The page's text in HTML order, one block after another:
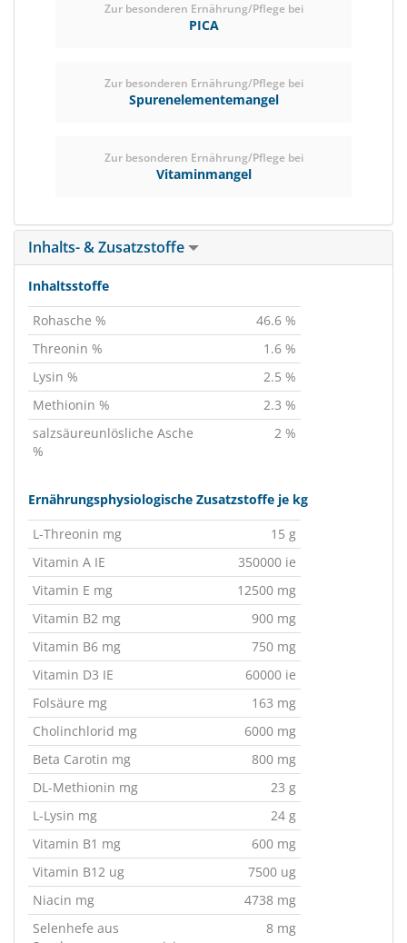
Zur besonderen Ernährung/Pflege bei
PICA
Zur besonderen Ernährung/Pflege bei
Spurenelementemangel
Zur besonderen Ernährung/Pflege bei
Vitaminmangel
Inhalts- & Zusatzstoffe
Inhaltsstoffe
Rohasche %
46.6 %
Threonin %
1.6 %
Lysin %
2.5 %
Methionin %
2.3 %
salzsäureunlösliche Asche
%
2 %
Ernährungsphysiologische Zusatzstoffe je kg
L-Threonin mg
15 g
Vitamin A IE
350000 ie
Vitamin E mg
12500 mg
Vitamin B2 mg
900 mg
Vitamin B6 mg
750 mg
Vitamin D3 IE
60000 ie
Folsäure mg
163 mg
Cholinchlorid mg
6000 mg
Beta Carotin mg
800 mg
DL-Methionin mg
23 g
L-Lysin mg
24 g
Vitamin B1 mg
600 mg
Vitamin B12 ug
7500 ug
Niacin mg
4738 mg
Selenhefe aus
8 mg